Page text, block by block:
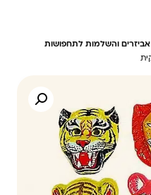
אביזרים והשלמות לתחפושות